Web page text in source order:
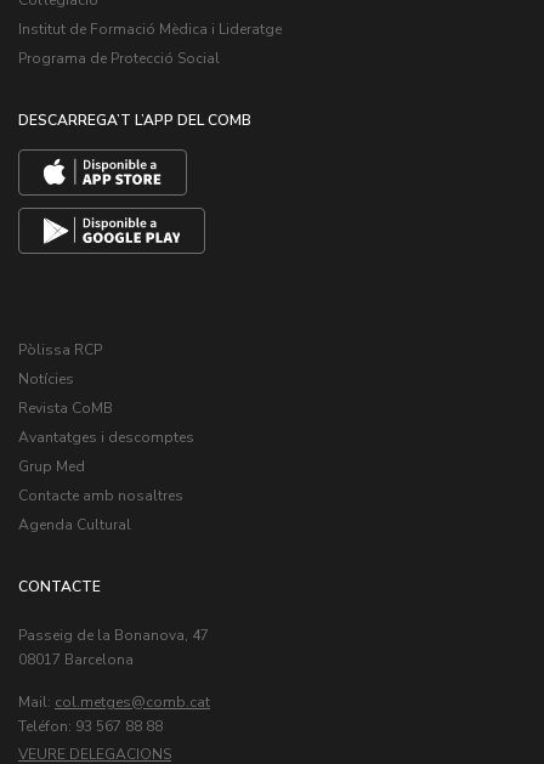
Institut de Formació Mèdica i Lideratge
Programa de Protecció Social
DESCARREGA’T L’APP DEL COMB
Pòlissa RCP
Notícies
Revista CoMB
Avantatges i descomptes
Grup Med
Contacte amb nosaltres
Agenda Cultural
CONTACTE
Passeig de la Bonanova, 47
08017 Barcelona
Mail: col.metges
Teléfon: 93 567 88 88
VEURE DELEGACIONS